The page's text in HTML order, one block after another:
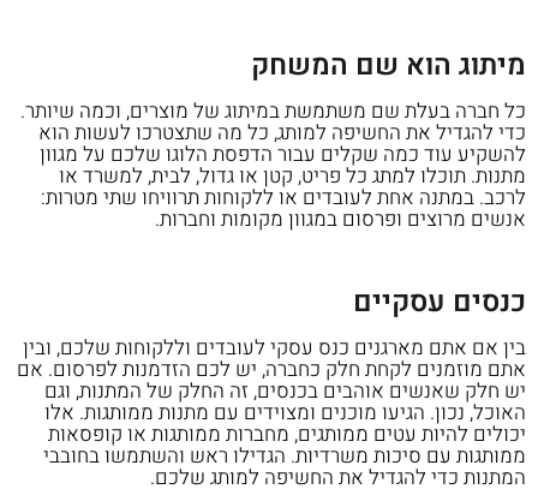
מיתוג הוא שם המשחק
כל חברה בעלת שם משתמשת במיתוג של מוצרים, וכמה שיותר.
כדי להגדיל את החשיפה למותג, כל מה שתצטרכו לעשות הוא
להשקיע עוד כמה שקלים עבור הדפסת הלוגו שלכם על מגוון
מתנות. תוכלו למתג כל פריט, קטן או גדול, לבית, למשרד או
לרכב. במתנה אחת לעובדים או ללקוחות תרוויחו שתי מטרות:
אנשים מרוצים ופרסום במגוון מקומות וחברות.
כנסים עסקיים
בין אם אתם מארגנים כנס עסקי לעובדים וללקוחות שלכם, ובין
אתם מוזמנים לקחת חלק כחברה, יש לכם הזדמנות לפרסום. אם
יש חלק שאנשים אוהבים בכנסים, זה החלק של המתנות, וגם
האוכל, נכון. הגיעו מוכנים ומצוידים עם מתנות ממותגות. אלו
יכולים להיות עטים ממותגים, מחברות ממותגות או קופסאות
ממותגות עם סיכות משרדיות. הגדילו ראש והשתמשו בחובבי
המתנות כדי להגדיל את החשיפה למותג שלכם.